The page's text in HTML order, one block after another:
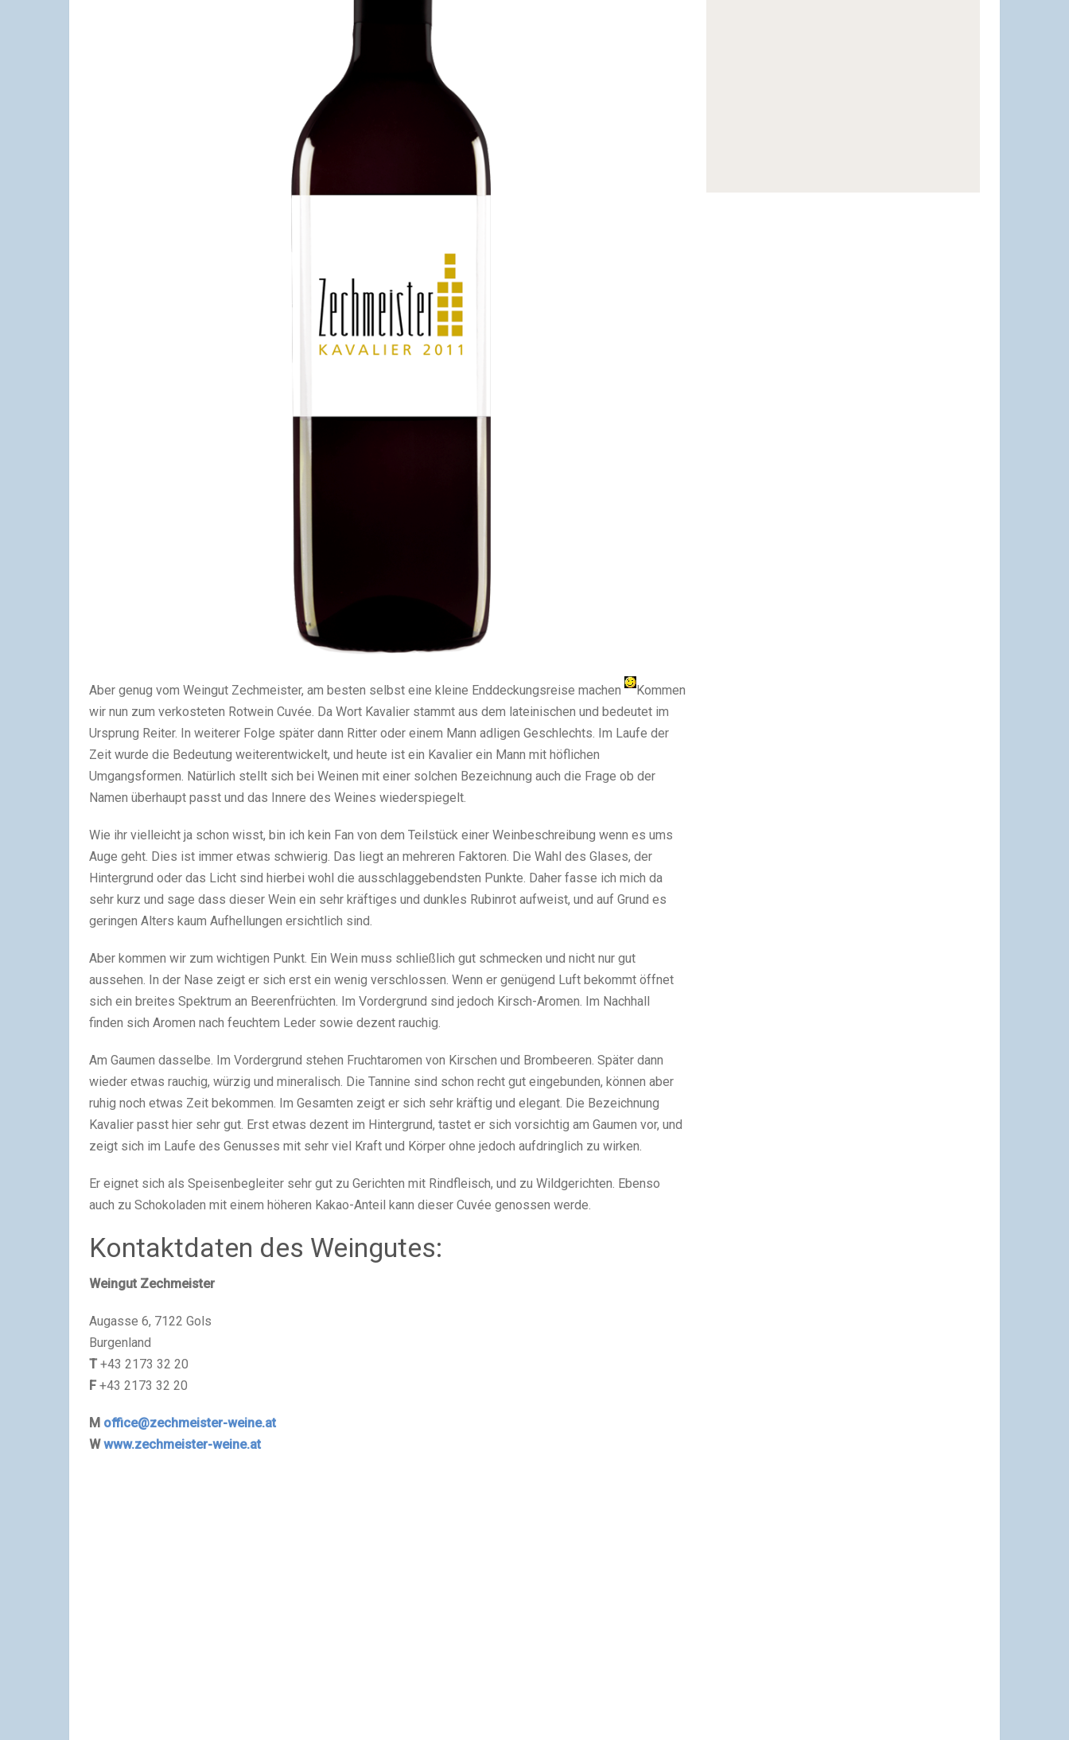
Aber genug vom Weingut Zechmeister, am besten selbst eine kleine Enddeckungsreise machen
Kommen
wir nun zum verkosteten Rotwein Cuvée. Da Wort Kavalier stammt aus dem lateinischen und bedeutet im
Ursprung Reiter. In weiterer Folge später dann Ritter oder einem Mann adligen Geschlechts. Im Laufe der
Zeit wurde die Bedeutung weiterentwickelt, und heute ist ein Kavalier ein Mann mit höflichen
Umgangsformen. Natürlich stellt sich bei Weinen mit einer solchen Bezeichnung auch die Frage ob der
Namen überhaupt passt und das Innere des Weines wiederspiegelt.
Wie ihr vielleicht ja schon wisst, bin ich kein Fan von dem Teilstück einer Weinbeschreibung wenn es ums
Auge geht. Dies ist immer etwas schwierig. Das liegt an mehreren Faktoren. Die Wahl des Glases, der
Hintergrund oder das Licht sind hierbei wohl die ausschlaggebendsten Punkte. Daher fasse ich mich da
sehr kurz und sage dass dieser Wein ein sehr kräftiges und dunkles Rubinrot aufweist, und auf Grund es
geringen Alters kaum Aufhellungen ersichtlich sind.
Aber kommen wir zum wichtigen Punkt. Ein Wein muss schließlich gut schmecken und nicht nur gut
aussehen. In der Nase zeigt er sich erst ein wenig verschlossen. Wenn er genügend Luft bekommt öffnet
sich ein breites Spektrum an Beerenfrüchten. Im Vordergrund sind jedoch Kirsch-Aromen. Im Nachhall
finden sich Aromen nach feuchtem Leder sowie dezent rauchig.
Am Gaumen dasselbe. Im Vordergrund stehen Fruchtaromen von Kirschen und Brombeeren. Später dann
wieder etwas rauchig, würzig und mineralisch. Die Tannine sind schon recht gut eingebunden, können aber
ruhig noch etwas Zeit bekommen. Im Gesamten zeigt er sich sehr kräftig und elegant. Die Bezeichnung
Kavalier passt hier sehr gut. Erst etwas dezent im Hintergrund, tastet er sich vorsichtig am Gaumen vor, und
zeigt sich im Laufe des Genusses mit sehr viel Kraft und Körper ohne jedoch aufdringlich zu wirken.
Er eignet sich als Speisenbegleiter sehr gut zu Gerichten mit Rindfleisch, und zu Wildgerichten. Ebenso
auch zu Schokoladen mit einem höheren Kakao-Anteil kann dieser Cuvée genossen werde.
Kontaktdaten des Weingutes:
Weingut Zechmeister
Augasse 6, 7122 Gols
Burgenland
T +43 2173 32 20
F +43 2173 32 20
M office@zechmeister-weine.at
Wwww.zechmeister-weine.at